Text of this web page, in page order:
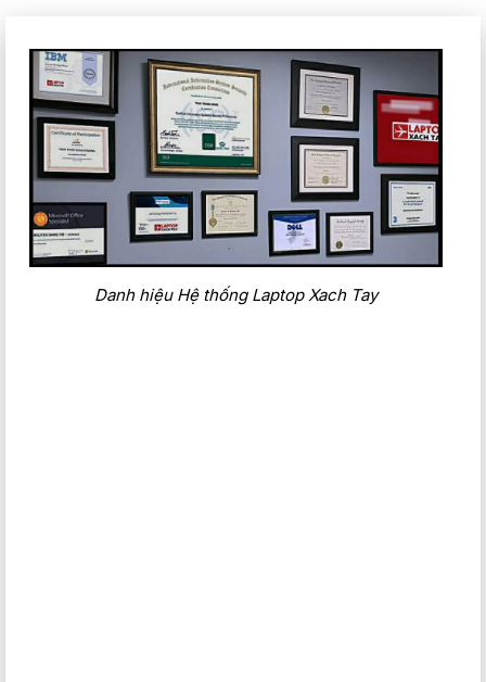
Danh hiệu Hệ thống Laptop Xach Tay